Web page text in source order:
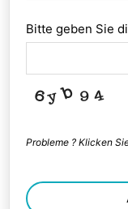
Bitte geben Sie
Probleme ? Klicken